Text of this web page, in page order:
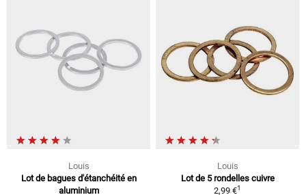
Louis
Lot de bagues d'étanchéité en
aluminium
Louis
Lot de 5 rondelles cuivre
2,99 €1